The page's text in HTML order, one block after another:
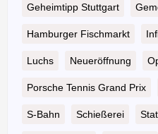
Geheimtipp Stuttgart
Hamburger Fischmarkt
Luchs Neueröffnung
Porsche Tennis Grand Prix
S-Bahn Schießerei